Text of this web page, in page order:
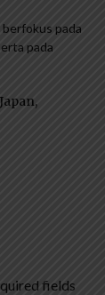
pada
pada
fields